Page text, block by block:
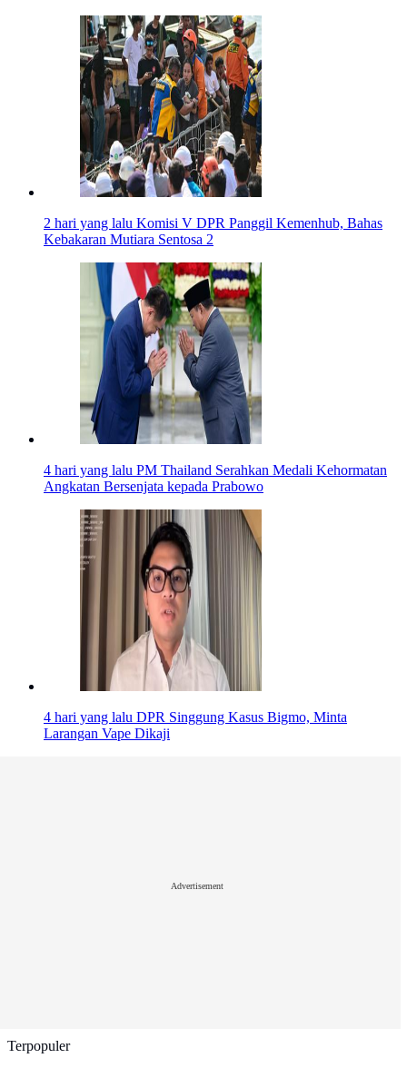
2 hari yang lalu Komisi V DPR Panggil Kemenhub, Bahas
Kebakaran Mutiara Sentosa 2
4 hari yang lalu PM Thailand Serahkan Medali Kehormatan
Angkatan Bersenjata kepada Prabowo
4 hari yang lalu DPR Singgung Kasus Bigmo, Minta
Larangan Vape Dikaji
Advertisement
Terpopuler